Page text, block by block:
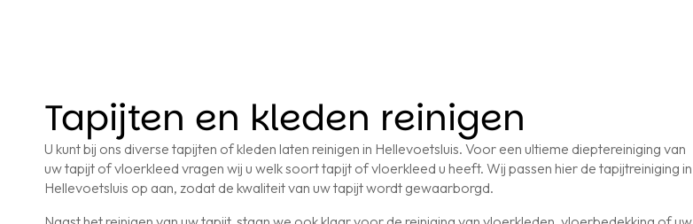
Tapijten en kleden reinigen
U kunt bij ons diverse tapijten of kleden laten reinigen in Hellevoetsluis. Voor een ultieme dieptereiniging van
uw tapijt of vloerkleed vragen wij u welk soort tapijt of vloerkleed u heeft. Wij passen hier de tapijtreiniging in
Hellevoetsluis op aan, zodat de kwaliteit van uw tapijt wordt gewaarborgd.